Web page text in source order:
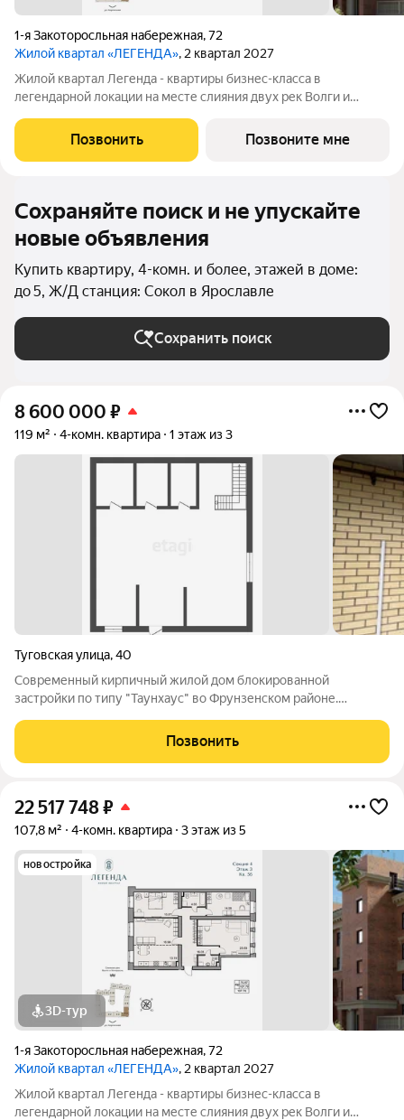
1-я Закоторосльная набережная,72
Жилой квартал «ЛЕГЕНДА», 2 квартал 2027
Жилой квартал Легенда - квартиры бизнес-класса в
легендарной локации на месте слияния двух рек Волги и
граничит с природным парком на
Позвонить Позвоните мне
Сохраняйте поиск и не упускайте
новые объявления
Купить квартиру, 4-комн. и более, этажей в доме:
до 5, Ж/Д станция: Сокол в Ярославле
Сохранить поиск
8 600 000 ₽
119 м² 4-комн. квартира 1 этаж из 3
Туговская улица,40
Современный кирпичный жилой дом блокированной
застройки по типу "Таунхаус" во Фрунзенском районе.
кв.м. Кухня 16 кв.м., и три комнаты, по комнате на этаже. В
каждую квартиру отдельный вход с
Позвонить
22 517 748₽
107,8 м² 4-комн. квартира 3 этаж из 5
новостройка
3D-тур
1-я Закоторосльная набережная,72
Жилой квартал «ЛЕГЕНДА», 2 квартал 2027
Жилой квартал Легенда - квартиры бизнес-класса в
легендарной локации на месте слияния двух рек Волги и